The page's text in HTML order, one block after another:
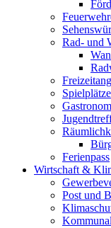
Rad- und
Spielplätze
Ferienpass
Wirtschaft &
Post und